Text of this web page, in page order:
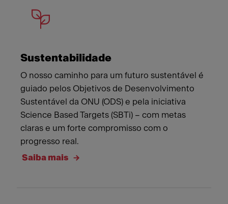
Sustentabilidade
O nosso caminho para um futuro sustentável é
guiado pelos Objetivos de Desenvolvimento
Sustentável da ONU (ODS) e pela iniciativa
Science Based Targets (SBTi) – com metas
claras e um forte compromisso com o
progresso real.
Saiba mais